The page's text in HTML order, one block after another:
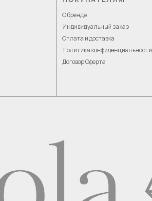
О бренде
Индивидуальный заказ
Оплата и доставка
Политика конфиденциальности
Договор Оферта